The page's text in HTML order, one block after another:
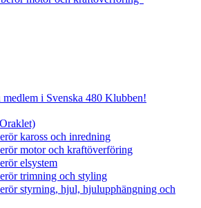
i Svenska 480 Klubben!
kaross och inredning
motor och kraftöverföring
elsystem
trimning och styling
styrning, hjul, hjulupphängning och